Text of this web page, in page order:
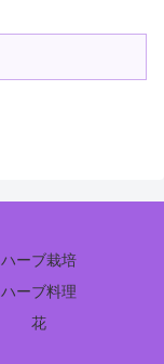
ハーブ栽培
ハーブ料理
花